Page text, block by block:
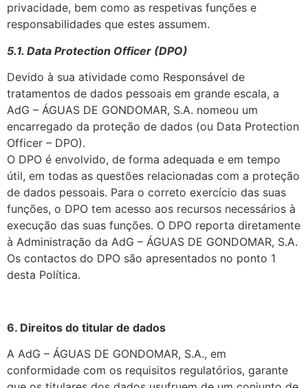
privacidade, bem como as respetivas funções e
responsabilidades que estes assumem.
5.1. Data Protection Officer (DPO)
Devido à sua atividade como Responsável de
tratamentos de dados pessoais em grande escala, a
AdG – ÁGUAS DE GONDOMAR, S.A. nomeou um
encarregado da proteção de dados (ou Data Protection
Officer – DPO).
O DPO é envolvido, de forma adequada e em tempo
útil, em todas as questões relacionadas com a proteção
de dados pessoais. Para o correto exercício das suas
funções, o DPO tem acesso aos recursos necessários à
execução das suas funções. O DPO reporta diretamente
à Administração da AdG – ÁGUAS DE GONDOMAR, S.A.
Os contactos do DPO são apresentados no ponto 1
desta Política.
6. Direitos do titular de dados
A AdG – ÁGUAS DE GONDOMAR, S.A., em
conformidade com os requisitos regulatórios, garante